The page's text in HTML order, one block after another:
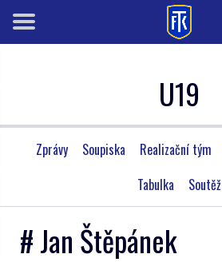
U19
Zprávy Soupiska Realizační tým
Tabulka
Soutěž
# Jan Štěpánek